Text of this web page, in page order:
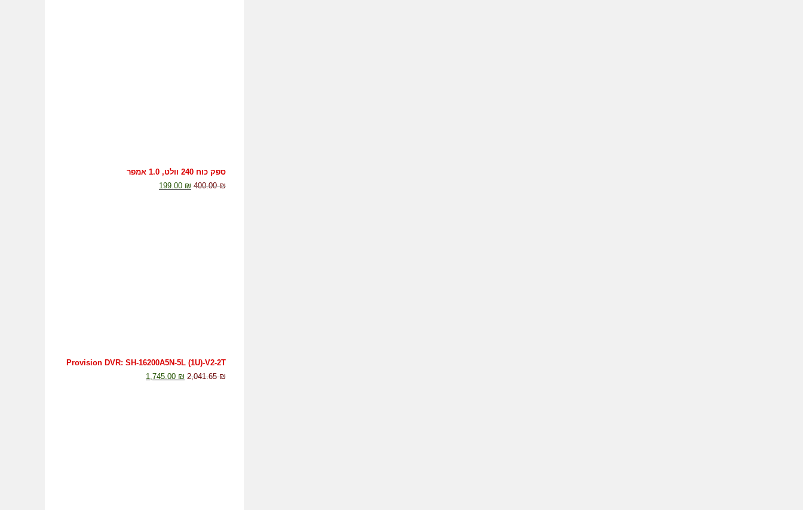
ספק כוח 240 וולט, 1.0 אמפר
400.00₪
199.00 ₪
Provision DVR: SH-16200A5N-5L (1U)-V2-2T
2,041.65₪
1,745.00 ₪